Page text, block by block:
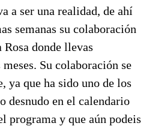
a ser una realidad, de ahí
semanas su colaboración
Rosa donde llevas
Su colaboración se
ya que ha sido uno de los
desnudo en el calendario
programa y que aún podeis